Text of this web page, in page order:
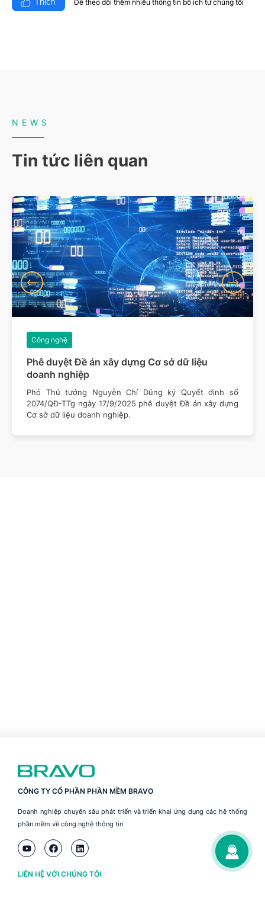
Để theo dõi thêm nhiều thông tin bổ ích từ chúng tôi​
NEWS
Tin tức liên quan
Phê duyệt Đề án xây dựng Cơ sở dữ liệu
doanh nghiệp
Công nghệ
Phó Thủ tướng Nguyễn Chí Dũng ký Quyết định số
2074/QĐ-TTg ngày 17/9/2025 phê duyệt Đề án xây dựng
Cơ sở dữ liệu doanh nghiệp.
CÔNG TY CỔ PHẦN PHẦN MỀM BRAVO
Doanh nghiệp chuyên sâu phát triển và triển khai ứng dụng các hệ thống
phần mềm về công nghệ thông tin
LIÊN HỆ VỚI CHÚNG TÔI